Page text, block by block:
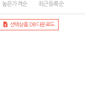
높은가격순 최근등록순
선택상품 DB다운로드